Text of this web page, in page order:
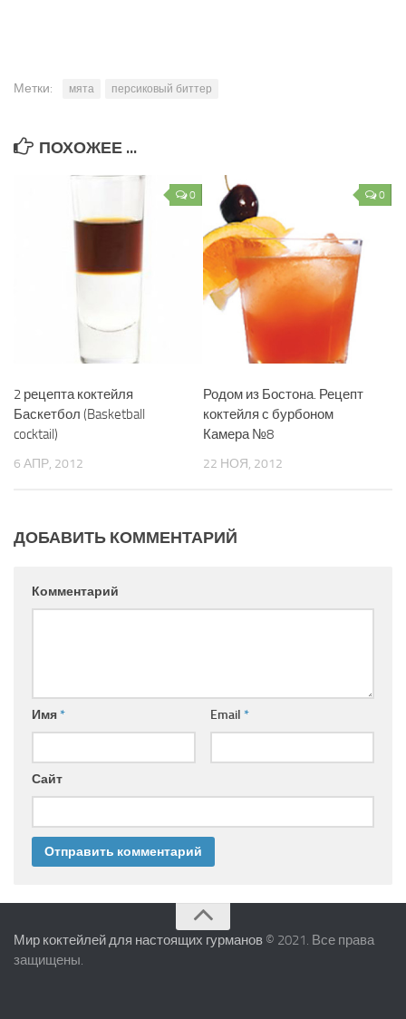
Метки: мята персиковый биттер
ПОХОЖЕЕ ...
0
2 рецепта коктейля
Баскетбол (Basketball
cocktail)
6 АПР, 2012
0
Родом из Бостона. Рецепт
коктейля с бурбоном
Камера №8
22 НОЯ, 2012
ДОБАВИТЬ КОММЕНТАРИЙ
Комментарий
Имя* Email *
Сайт
Мир коктейлей для настоящих гурманов © 2021. Все права
защищены.